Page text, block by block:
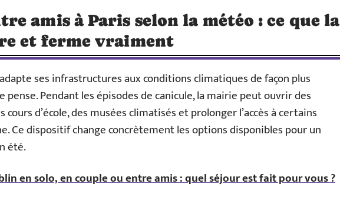
amis à Paris selon la météo : ce que la
et ferme vraiment
ses infrastructures aux conditions climatiques de façon plus
pense. Pendant les épisodes de canicule, la mairie peut ouvrir des
cours d’école, des musées climatisés et prolonger l’accès à certains
Ce dispositif change concrètement les options disponibles pour un
été.
en solo, en couple ou entre amis : quel séjour est fait pour vous ?